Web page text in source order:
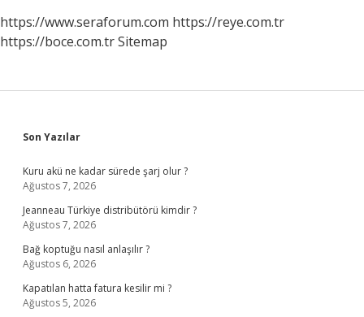
https://www.seraforum.com https://reye.com.tr
https://boce.com.trSitemap
Sidebar
Son Yazılar
Kuru akü ne kadar sürede şarj olur ?
Ağustos 7, 2026
Jeanneau Türkiye distribütörü kimdir ?
Ağustos 7, 2026
Bağ koptuğu nasıl anlaşılır ?
Ağustos 6, 2026
Kapatılan hatta fatura kesilir mi ?
Ağustos 5, 2026